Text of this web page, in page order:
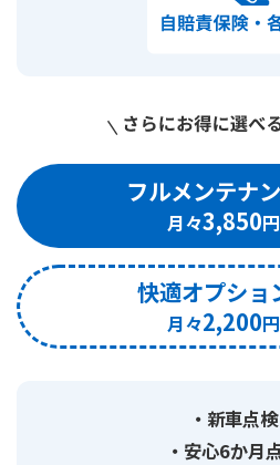
フルメンテナ
3,850
快適オプショ
2,200
新車点
安心6か月